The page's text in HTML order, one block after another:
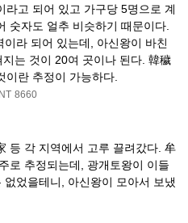
라고 되어 있고 가구당 5명으로 계
숫자도 얼추 비슷하기 때문이다.
라 되어 있는데, 아신왕이 바친
는 것이 20여 곳이나 된다. 韓穢
이란 추정이 가능하다.
8660
등 각 지역에서 고루 끌려갔다. 牟
로 추정되는데, 광개토왕이 이들
었을테니, 아신왕이 모아서 보냈